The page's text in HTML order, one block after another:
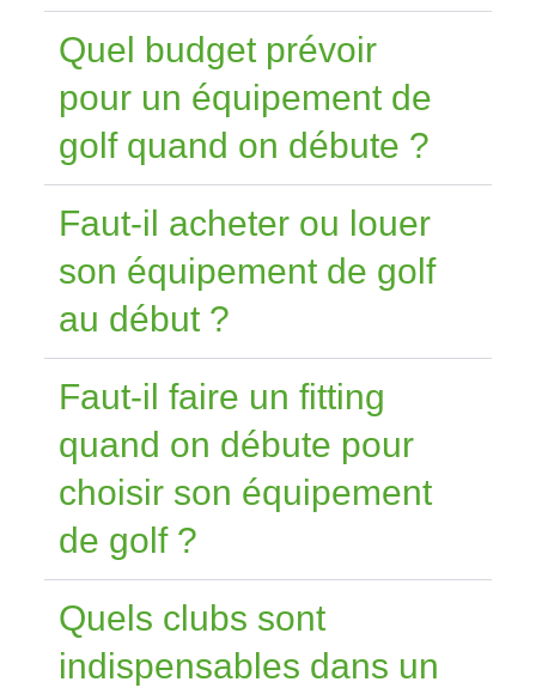
Quel budget prévoir
pour un équipement de
golf quand on débute ?
Faut-il acheter ou louer
son équipement de golf
au début ?
Faut-il faire un fitting
quand on débute pour
choisir son équipement
de golf ?
Quels clubs sont
indispensables dans un